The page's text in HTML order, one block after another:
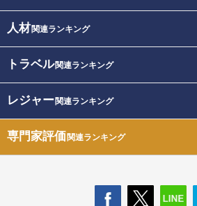
人材関連ランキング
トラベル関連ランキング
レジャー関連ランキング
専門家評価関連ランキング